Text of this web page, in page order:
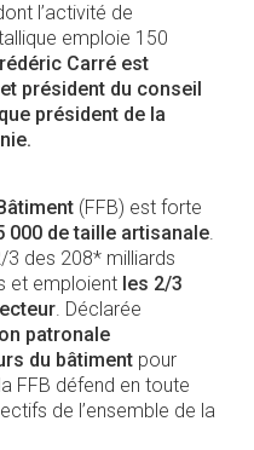
l’activité de
emploie 150
Carré est
président du conseil
président de la
(FFB) est forte
000 de taille artisanale.
3 des 208* milliards
et emploient les 2/3
. Déclarée
patronale
du bâtiment pour
FFB défend en toute
de l’ensemble de la